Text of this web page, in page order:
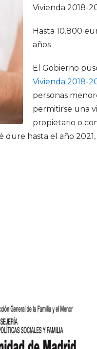
Vivienda 2018-
Hasta 10.800
años
El Gobierno
Vivienda 2018-
personas
permitirse una
propietario o
dure hasta el año